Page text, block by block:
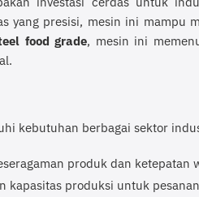
yang presisi, mesin ini mampu
food grade, mesin ini
kebutuhan berbagai sektor
produk dan ketepatan
kapasitas produksi untuk